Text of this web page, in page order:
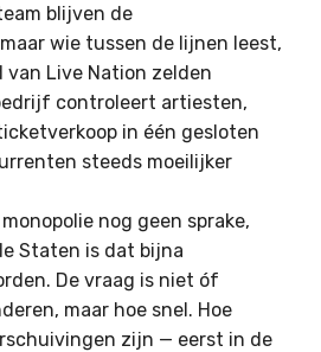
blijven de
wie tussen de lijnen leest,
Live Nation zelden
controleert artiesten,
in één gesloten
steeds moeilijker
nog geen sprake,
Staten is dat bijna
De vraag is niet óf
maar hoe snel. Hoe
zijn — eerst in de